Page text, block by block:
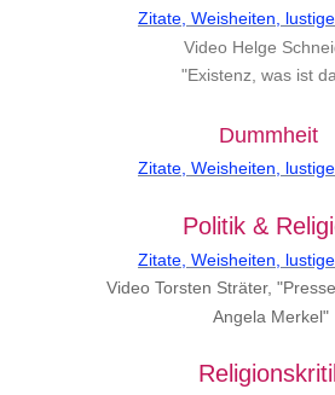
Zitate, Weisheiten,
Video Helge
"Existenz, was ist
Dummheit
Zitate, Weisheiten,
Politik &
Zitate, Weisheiten,
Video Torsten Sträter,
Angela Merkel"